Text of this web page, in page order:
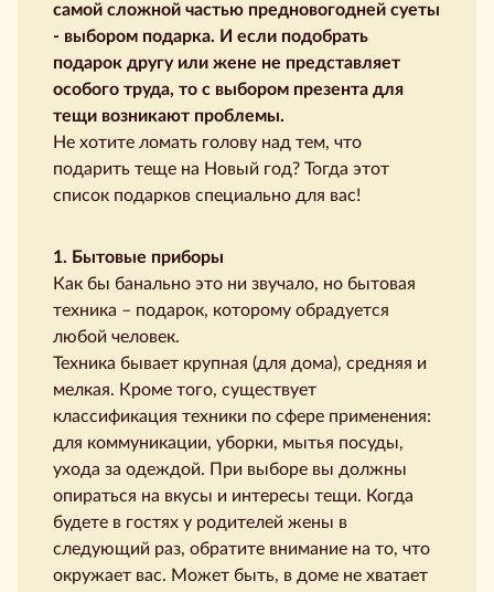
самой сложной частью предновогодней суеты
- выбором подарка. И если подобрать
подарок другу или жене не представляет
особого труда, то с выбором презента для
тещи возникают проблемы.
Не хотите ломать голову над тем, что
подарить теще на Новый год? Тогда этот
список подарков специально для вас!
1. Бытовые приборы
Как бы банально это ни звучало, но бытовая
техника – подарок, которому обрадуется
любой человек.
Техника бывает крупная (для дома), средняя и
мелкая. Кроме того, существует
классификация техники по сфере применения:
для коммуникации, уборки, мытья посуды,
ухода за одеждой. При выборе вы должны
опираться на вкусы и интересы тещи. Когда
будете в гостях у родителей жены в
следующий раз, обратите внимание на то, что
окружает вас. Может быть, в доме не хватает